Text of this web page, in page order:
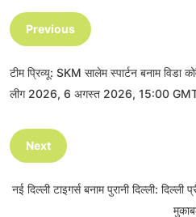
Previous
टीम प्रिव्यू: SKM सालेम स्पार्टन बनाम विडा
लीग 2026, 6 अगस्त 2026, 15:00
Next
नई दिल्ली टाइगर्स बनाम पुरानी दिल्ली: